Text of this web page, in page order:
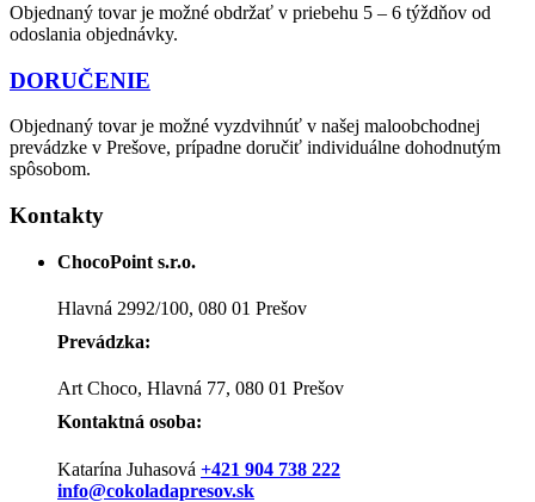
Objednaný tovar je možné obdržať v priebehu 5 – 6 týždňov od
odoslania objednávky.
DORUČENIE
Objednaný tovar je možné vyzdvihnúť v našej maloobchodnej
prevádzke v Prešove, prípadne doručiť individuálne dohodnutým
spôsobom.
Kontakty
ChocoPoint s.r.o.
Hlavná 2992/100, 080 01 Prešov
Prevádzka:
Art Choco, Hlavná 77, 080 01 Prešov
Kontaktná osoba:
Katarína Juhasová +421 904 738 222
info@cokoladapresov.sk